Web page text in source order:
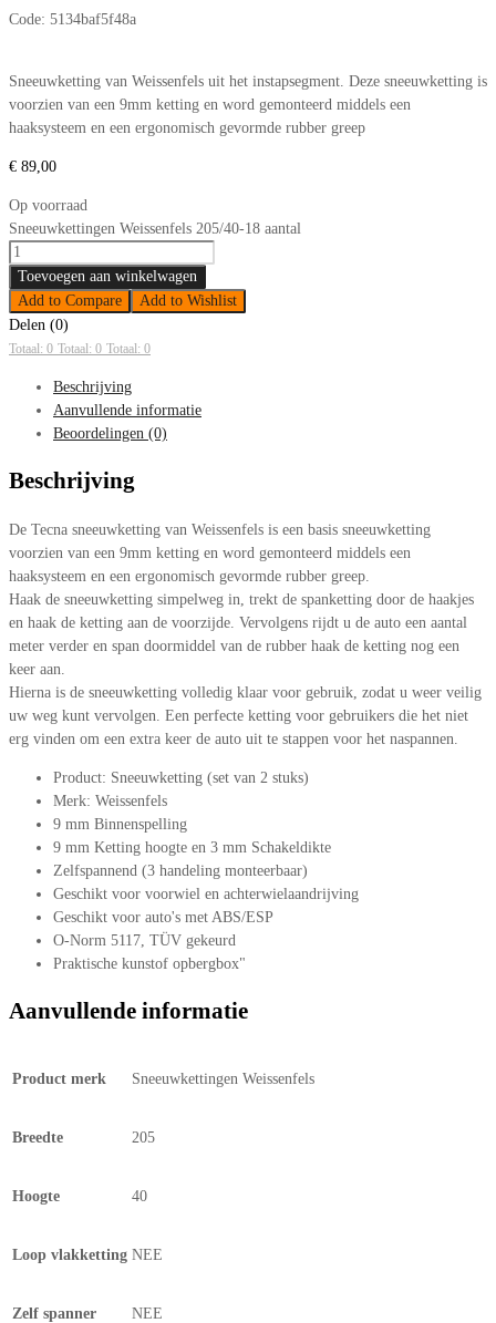
Code: 5134baf5f48a
Sneeuwketting van Weissenfels uit het instapsegment. Deze sneeuwketting is
voorzien van een 9mm ketting en word gemonteerd middels een
haaksysteem en een ergonomisch gevormde rubber greep
€ 89,00
Op voorraad
Sneeuwkettingen Weissenfels 205/40-18 aantal
Toevoegen aan winkelwagen
Add to Compare
Add to Wishlist
Delen (0)
Totaal: 0 Totaal: 0 Totaal: 0
Beschrijving
Aanvullende informatie
Beoordelingen (0)
Beschrijving
De Tecna sneeuwketting van Weissenfels is een basis sneeuwketting
voorzien van een 9mm ketting en word gemonteerd middels een
haaksysteem en een ergonomisch gevormde rubber greep.
Haak de sneeuwketting simpelweg in, trekt de spanketting door de haakjes
en haak de ketting aan de voorzijde. Vervolgens rijdt u de auto een aantal
meter verder en span doormiddel van de rubber haak de ketting nog een
keer aan.
Hierna is de sneeuwketting volledig klaar voor gebruik, zodat u weer veilig
uw weg kunt vervolgen. Een perfecte ketting voor gebruikers die het niet
erg vinden om een extra keer de auto uit te stappen voor het naspannen.
Product: Sneeuwketting (set van 2 stuks)
Merk: Weissenfels
9 mm Binnenspelling
9 mm Ketting hoogte en 3 mm Schakeldikte
Zelfspannend (3 handeling monteerbaar)
Geschikt voor voorwiel en achterwielaandrijving
Geschikt voor auto's met ABS/ESP
O-Norm 5117, TÜV gekeurd
Praktische kunstof opbergbox"
Aanvullende informatie
Product merk Sneeuwkettingen Weissenfels
Breedte 205
Hoogte 40
Loop vlakketting NEE
Zelf spanner NEE